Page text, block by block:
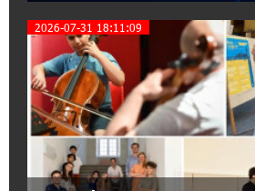
15:09:48 3-07-2026
EBRD to Launch AMD 5
Bond Offering in Armenia
20:20:40 2-07-2026
Three-day Financial
Foundation’s AI Camp:
2026-07-31 18:11:09